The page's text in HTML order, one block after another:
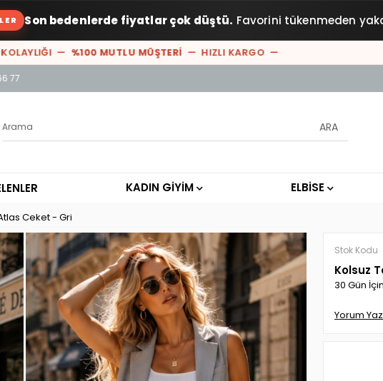
Son bedenlerde fiyatlar çok düştü. Favorini tükenmeden
— %100 MUTLU MÜŞTERİ— HIZLI KARGO —
77
KADIN GİYİM ELBİSE
Ceket - Gri
Stok Kodu
Kolsuz
30 Gün
Yorum Yaz